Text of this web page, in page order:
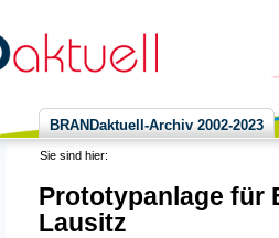
BRANDaktuell-Archiv 2002-2023
Sie sind hier:
Prototypanlage für
Lausitz